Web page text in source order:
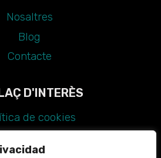
Nosaltres
Blog
Contacte
D'INTERÈS
de cookies